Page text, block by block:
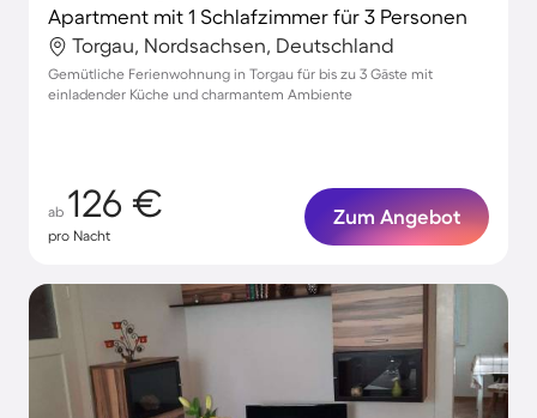
Apartment mit 1 Schlafzimmer für 3 Personen
Torgau, Nordsachsen, Deutschland
Gemütliche Ferienwohnung in Torgau für bis zu 3 Gäste mit
einladender Küche und charmantem Ambiente
ab 126 €
pro Nacht
Zum Angebot